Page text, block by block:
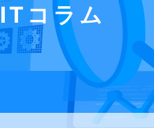
ITコラム